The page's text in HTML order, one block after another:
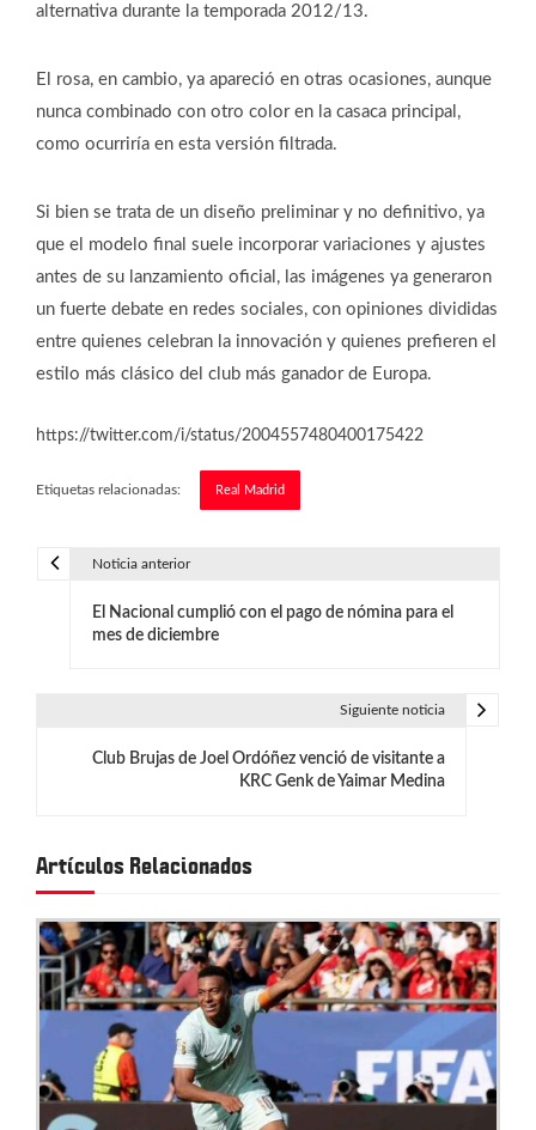
alternativa durante la temporada 2012/13.
El rosa, en cambio, ya apareció en otras ocasiones, aunque
nunca combinado con otro color en la casaca principal,
como ocurriría en esta versión filtrada.
Si bien se trata de un diseño preliminar y no definitivo, ya
que el modelo final suele incorporar variaciones y ajustes
antes de su lanzamiento oficial, las imágenes ya generaron
un fuerte debate en redes sociales, con opiniones divididas
entre quienes celebran la innovación y quienes prefieren el
estilo más clásico del club más ganador de Europa.
https://twitter.com/i/status/2004557480400175422
Etiquetas relacionadas: Real Madrid
i
ó
n
d
e
Noticia anterior
El Nacional cumplió con el pago de nómina para el
mes de diciembre
Siguiente noticia
Club Brujas de Joel Ordóñez venció de visitante a
KRC Genk de Yaimar Medina
Artículos Relacionados